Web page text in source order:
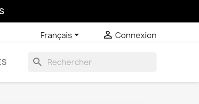
Français  Connexion
search